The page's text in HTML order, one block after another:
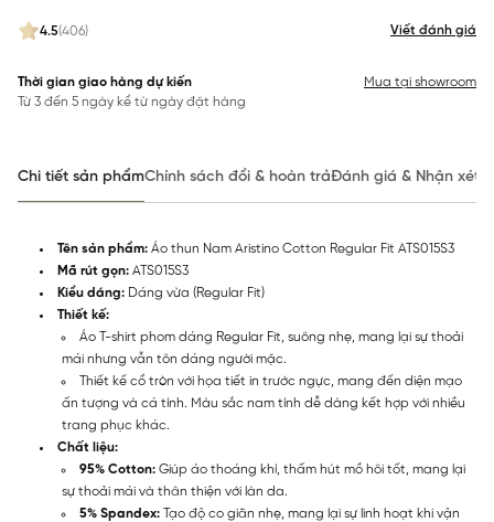
4.5(406) Viết đánh giá
Thời gian giao hàng dự kiến
Từ 3 đến 5 ngày kể từ ngày đặt hàng
Mua tại showroom
Chi tiết sản phẩmChính sách đổi & hoàn trảĐánh giá & Nhận xét
Tên sản phẩm: Áo thun Nam Aristino Cotton Regular Fit ATS015S3
Mã rút gọn: ATS015S3
Kiểu dáng: Dáng vừa (Regular Fit)
Thiết kế:
Áo T-shirt phom dáng Regular Fit, suông nhẹ, mang lại sự thoải
mái nhưng vẫn tôn dáng người mặc.
Thiết kế cổ tròn với họa tiết in trước ngực, mang đến diện mạo
ấn tượng và cá tính. Màu sắc nam tính dễ dàng kết hợp với nhiều
trang phục khác.
Chất liệu:
95% Cotton: Giúp áo thoáng khí, thấm hút mồ hôi tốt, mang lại
sự thoải mái và thân thiện với làn da.
5% Spandex: Tạo độ co giãn nhẹ, mang lại sự linh hoạt khi vận